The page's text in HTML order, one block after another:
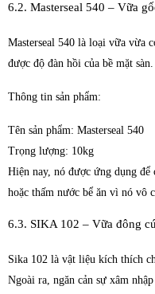
6.2. Masterseal 540 – Vữa
Masterseal 540 là loại vữa vừa
được độ đàn hồi của bề mặt sàn.
Thông tin sản phẩm:
Tên sản phẩm: Masterseal 540
Trọng lượng: 10kg
Hiện nay, nó được ứng dụng để
hoặc thấm nước bể ăn vì nó vô
6.3. SIKA 102 – Vữa đông
Sika 102 là vật liệu kích thích
Ngoài ra, ngăn cản sự xâm